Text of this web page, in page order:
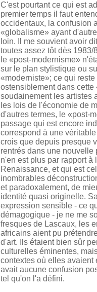
C'est pourtant ce qui est
premier temps il faut
occidentaux, la confusion
«globalisme» ayant
loin. Il me souvient avoir
toutes assez tôt dès
le «post-modernisme»
sur le plan stylistique ou
«moderniste»; ce qui
ostensiblement dans
soudainement les artistes
les lois de l'économie de
d'autres termes, le «post-
passage qui est encore
correspond à une
crois que depuis presque
rentrés dans une
n'en est plus par rapport
Renaissance, et qui est
inombrables
et paradoxalement, de
identité quasi originelle.
expression sensible - ce
démagogique - je ne me
fresques de Lascaux, les
africains aient pu
d'art. Ils étaient bien sûr
culturelles éminentes,
contextes où elles avaient
avait aucune confusion
tel qu'on l'a défini.